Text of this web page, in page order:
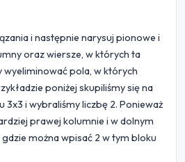
i następnie narysuj pionowe i
oraz wiersze, w których ta
wyeliminować pola, w których
poniżej skupiliśmy się na
i wybraliśmy liczbę 2. Ponieważ
prawej kolumnie i w dolnym
można wpisać 2 w tym bloku